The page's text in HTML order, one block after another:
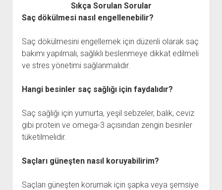
Sıkça Sorulan Sorular
Saç dökülmesi nasıl engellenebilir?
Saç dökülmesini engellemek için düzenli olarak saç
bakımı yapılmalı, sağlıklı beslenmeye dikkat edilmeli
ve stres yönetimi sağlanmalıdır.
Hangi besinler saç sağlığı için faydalıdır?
Saç sağlığı için yumurta, yeşil sebzeler, balık, ceviz
gibi protein ve omega-3 açısından zengin besinler
tüketilmelidir.
Saçları güneşten nasıl koruyabilirim?
Saçları güneşten korumak için şapka veya şemsiye